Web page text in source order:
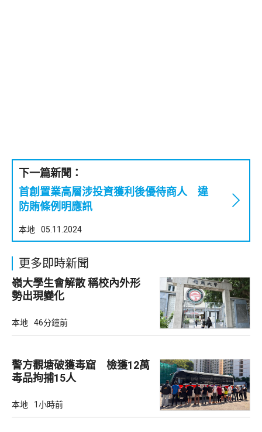
下一篇新聞：
首創置業高層涉投資獲利後優待商人 違
防賄條例明應訊
本地 05.11.2024
更多即時新聞
嶺大學生會解散 稱校內外形
勢出現變化
本地 46分鐘前
警方觀塘破獲毒窟 檢獲12萬
毒品拘捕15人
本地 1小時前